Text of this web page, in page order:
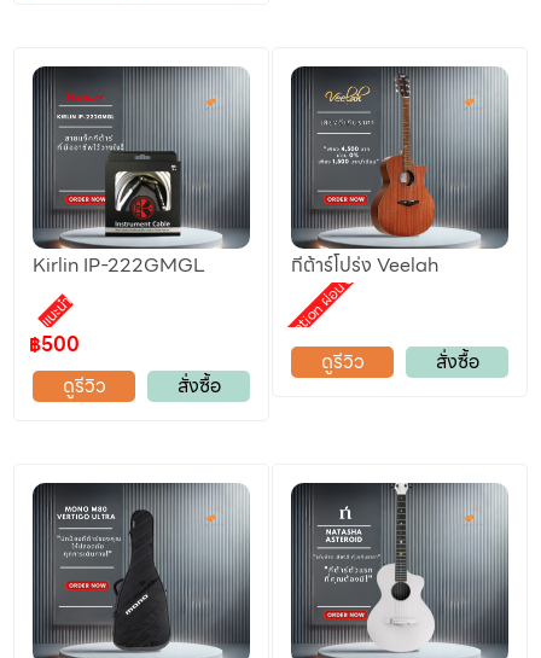
Kirlin IP-222GMGL
แนะนำ
฿500
ดูรีวิว
สั่งซื้อ
กีต้าร์โปร่ง Veelah
Promotion ผ่อน 0%
ดูรีวิว สั่งซื้อ